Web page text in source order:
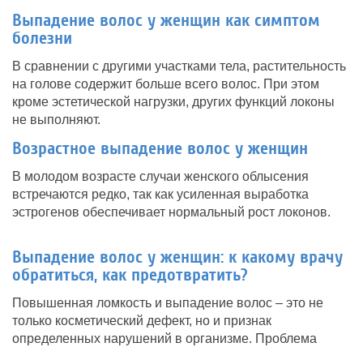
Выпадение волос у женщин как симптом
болезни
В сравнении с другими участками тела, растительность
на голове содержит больше всего волос. При этом
кроме эстетической нагрузки, других функций локоны
не выполняют.
Возрастное выпадение волос у женщин
В молодом возрасте случаи женского облысения
встречаются редко, так как усиленная выработка
эстрогенов обеспечивает нормальный рост локонов.
Выпадение волос у женщин: к какому врачу
обратиться, как предотвратить?
Повышенная ломкость и выпадение волос – это не
только косметический дефект, но и признак
определенных нарушений в организме. Проблема